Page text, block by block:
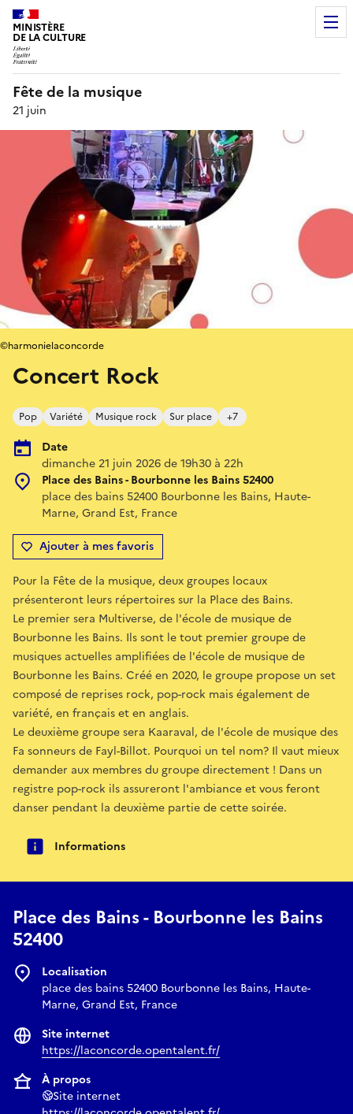
MINISTÈRE
DE LA CULTURE
Fête de la musique
21 juin
Concert Rock
Pop Variété Musique rock Sur place +7
Date
dimanche 21 juin 2026 de 19h30 à 22h
Place des Bains - Bourbonne les Bains 52400
place des bains 52400 Bourbonne les Bains, Haute-
Marne, Grand Est, France
Ajouter à mes favoris
©harmonielaconcorde
Pour la Fête de la musique, deux groupes locaux
présenteront leurs répertoires sur la Place des Bains.
Le premier sera Multiverse, de l'école de musique de
Bourbonne les Bains. Ils sont le tout premier groupe de
musiques actuelles amplifiées de l'école de musique de
Bourbonne les Bains. Créé en 2020, le groupe propose un set
composé de reprises rock, pop-rock mais également de
variété, en français et en anglais.
Le deuxième groupe sera Kaaraval, de l'école de musique des
Fa sonneurs de Fayl-Billot. Pourquoi un tel nom? Il vaut mieux
demander aux membres du groupe directement ! Dans un
registre pop-rock ils assureront l'ambiance et vous feront
danser pendant la deuxième partie de cette soirée.
Informations
Place des Bains - Bourbonne les Bains
52400
Localisation
place des bains 52400 Bourbonne les Bains, Haute-
Marne, Grand Est, France
Site internet
https://laconcorde.opentalent.fr/
À propos
Site internet